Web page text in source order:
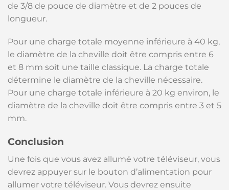
de 3/8 de pouce de diamètre et de 2 pouces de
longueur.
Pour une charge totale moyenne inférieure à 40 kg,
le diamètre de la cheville doit être compris entre 6
et 8 mm soit une taille classique. La charge totale
détermine le diamètre de la cheville nécessaire.
Pour une charge totale inférieure à 20 kg environ, le
diamètre de la cheville doit être compris entre 3 et 5
mm.
Conclusion
Une fois que vous avez allumé votre téléviseur, vous
devrez appuyer sur le bouton d’alimentation pour
allumer votre téléviseur. Vous devrez ensuite